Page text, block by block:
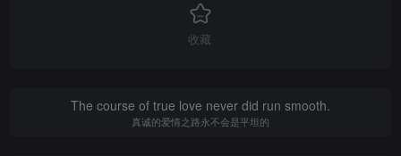
收藏
The course of true love never did run smooth.
真诚的爱情之路永不会是平坦的